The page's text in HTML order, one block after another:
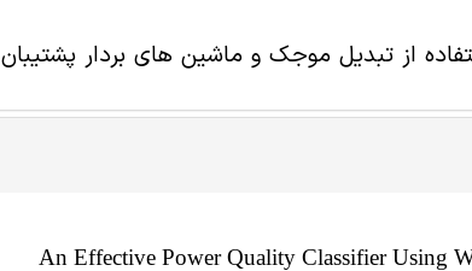
از تبدیل موجک و ماشین های بردار پشتیبان
An Effective Power Quality Classifier Using